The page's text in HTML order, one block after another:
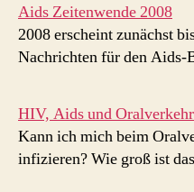
Aids Zeitenwende 2008
2008 erscheint zunächst
Nachrichten für den
HIV, Aids und Oralverkehr
Kann ich mich beim
infizieren? Wie groß ist